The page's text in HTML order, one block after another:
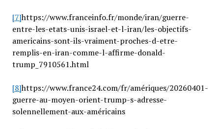
[7]https://www.franceinfo.fr/monde/iran/guerre-
entre-les-etats-unis-israel-et-l-iran/les-objectifs-
americains-sont-ils-vraiment-proches-d-etre-
remplis-en-iran-comme-l-affirme-donald-
trump_7910561.html
[8]https://www.france24.com/fr/amériques/20260401-
guerre-au-moyen-orient-trump-s-adresse-
solennellement-aux-américains